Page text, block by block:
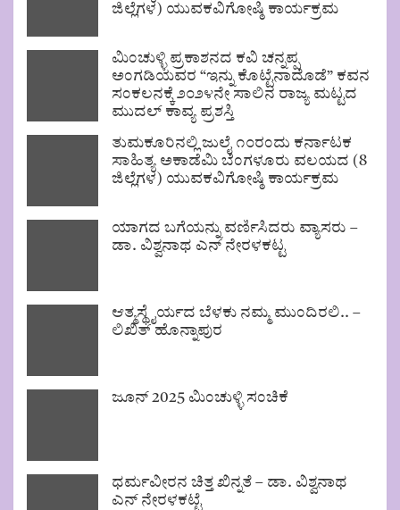
ಜಿಲ್ಲೆಗಳ) ಯುವಕವಿಗೋಷ್ಠಿ ಕಾರ್ಯಕ್ರಮ
ಮಿಂಚುಳ್ಳಿ ಪ್ರಕಾಶನದ ಕವಿ ಚನ್ನಪ್ಪ
ಅಂಗಡಿಯವರ “ಇನ್ನು ಕೊಟ್ಟೆನಾದೊಡೆ” ಕವನ
ಸಂಕಲನಕ್ಕೆ ೨೦೨೪ನೇ ಸಾಲಿನ ರಾಜ್ಯ ಮಟ್ಟದ
ಮುದಲ್ ಕಾವ್ಯ ಪ್ರಶಸ್ತಿ
ತುಮಕೂರಿನಲ್ಲಿ ಜುಲೈ ೧೦ರಂದು ಕರ್ನಾಟಕ
ಸಾಹಿತ್ಯ ಅಕಾಡೆಮಿ ಬೆಂಗಳೂರು ವಲಯದ (8
ಜಿಲ್ಲೆಗಳ) ಯುವಕವಿಗೋಷ್ಠಿ ಕಾರ್ಯಕ್ರಮ
ಯಾಗದ ಬಗೆಯನ್ನು ವರ್ಣಿಸಿದರು ವ್ಯಾಸರು –
ಡಾ. ವಿಶ್ವನಾಥ ಎನ್ ನೇರಳಕಟ್ಟ
ಆತ್ಮಸ್ಥೈರ್ಯದ ಬೆಳಕು ನಮ್ಮ ಮುಂದಿರಲಿ.. –
ಲಿಖಿತ್ ಹೊನ್ನಾಪುರ
ಜೂನ್ 2025 ಮಿಂಚುಳ್ಳಿ ಸಂಚಿಕೆ
ಧರ್ಮವೀರನ ಚಿತ್ತ ಖಿನ್ನತೆ – ಡಾ. ವಿಶ್ವನಾಥ
ಎನ್ ನೇರಳಕಟ್ಟೆ